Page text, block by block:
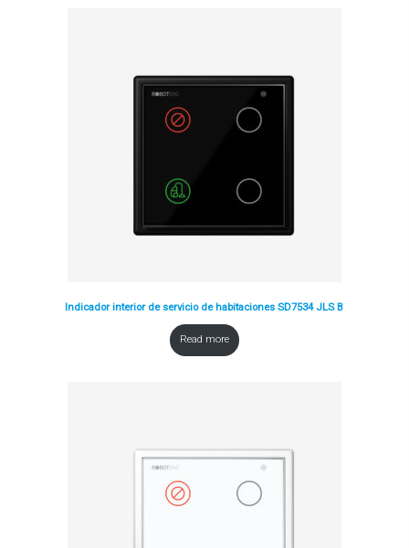
Indicador interior de servicio de habitaciones SD7534 JLS B
Read more